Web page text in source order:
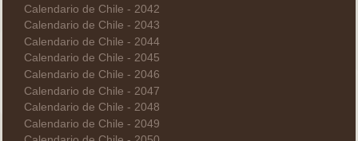
Calendario de Chile - 2042
Calendario de Chile - 2043
Calendario de Chile - 2044
Calendario de Chile - 2045
Calendario de Chile - 2046
Calendario de Chile - 2047
Calendario de Chile - 2048
Calendario de Chile - 2049